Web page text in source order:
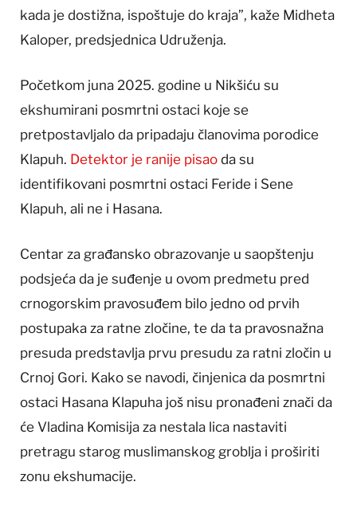
kada je dostižna, ispoštuje do kraja”, kaže Midheta
Kaloper, predsjednica Udruženja.
Početkom juna 2025. godine u Nikšiću su
ekshumirani posmrtni ostaci koje se
pretpostavljalo da pripadaju članovima porodice
Klapuh. Detektor je ranije pisao da su
identifikovani posmrtni ostaci Feride i Sene
Klapuh, ali ne i Hasana.
Centar za građansko obrazovanje u saopštenju
podsjeća da je suđenje u ovom predmetu pred
crnogorskim pravosuđem bilo jedno od prvih
postupaka za ratne zločine, te da ta pravosnažna
presuda predstavlja prvu presudu za ratni zločin u
Crnoj Gori. Kako se navodi, činjenica da posmrtni
ostaci Hasana Klapuha još nisu pronađeni znači da
će Vladina Komisija za nestala lica nastaviti
pretragu starog muslimanskog groblja i proširiti
zonu ekshumacije.